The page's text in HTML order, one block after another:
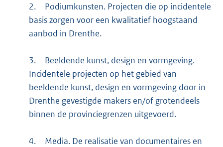
2.
Podiumkunsten. Projecten die op incidentele
basis zorgen voor een kwalitatief hoogstaand
aanbod in Drenthe.
3.
Beeldende kunst, design en vormgeving.
Incidentele projecten op het gebied van
beeldende kunst, design en vormgeving door in
Drenthe gevestigde makers en/of grotendeels
binnen de provinciegrenzen uitgevoerd.
4.
Media. De realisatie van documentaires en